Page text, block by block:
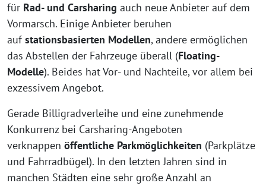
für Rad- und Carsharing auch neue Anbieter auf dem
Vormarsch. Einige Anbieter beruhen
aufstationsbasierten Modellen, andere ermöglichen
das Abstellen der Fahrzeuge überall (Floating-
Modelle). Beides hat Vor- und Nachteile, vor allem bei
exzessivem Angebot.
Gerade Billigradverleihe und eine zunehmende
Konkurrenz bei Carsharing-Angeboten
verknappen öffentliche Parkmöglichkeiten (Parkplätze
und Fahrradbügel). In den letzten Jahren sind in
manchen Städten eine sehr große Anzahl an